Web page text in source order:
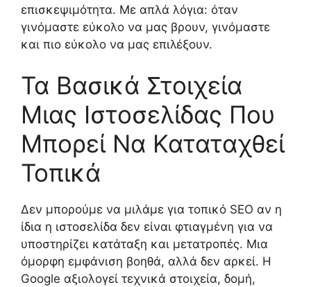
επισκεψιμότητα. Με απλά λόγια: όταν
γινόμαστε εύκολο να μας βρουν, γινόμαστε
και πιο εύκολο να μας επιλέξουν.
Τα Βασικά Στοιχεία
Μιας Ιστοσελίδας Που
Μπορεί Να Καταταχθεί
Τοπικά
Δεν μπορούμε να μιλάμε για τοπικό SEO αν η
ίδια η ιστοσελίδα δεν είναι φτιαγμένη για να
υποστηρίζει κατάταξη και μετατροπές. Μια
όμορφη εμφάνιση βοηθά, αλλά δεν αρκεί. Η
Google αξιολογεί τεχνικά στοιχεία, δομή,